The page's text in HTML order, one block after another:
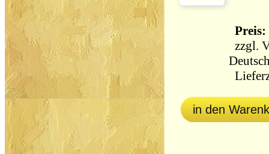
Preis:
zzgl.
in den